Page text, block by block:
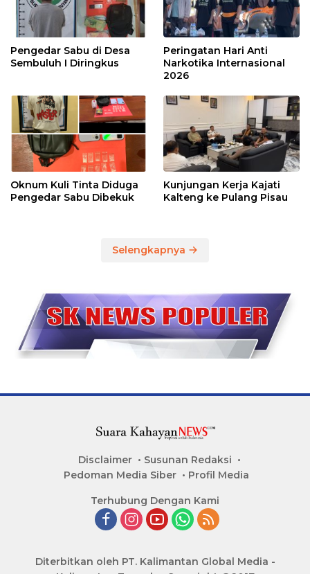
Pengedar Sabu di Desa
Sembuluh I Diringkus
Peringatan Hari Anti
Narkotika Internasional
2026
Oknum Kuli Tinta Diduga
Pengedar Sabu Dibekuk
Kunjungan Kerja Kajati
Kalteng ke Pulang Pisau
Selengkapnya
Disclaimer
Susunan Redaksi
Pedoman Media Siber
Profil Media
Terhubung Dengan Kami
Diterbitkan oleh PT. Kalimantan Global Media -